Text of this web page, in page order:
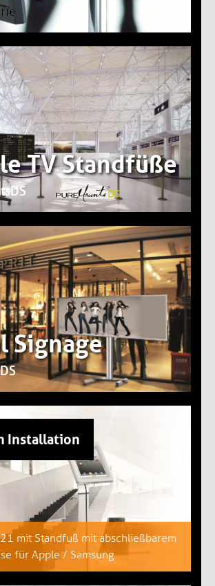
TV Standfüße
Signage
Installation
mit Standfuß mit abschließbarem
für Apple / Samsung